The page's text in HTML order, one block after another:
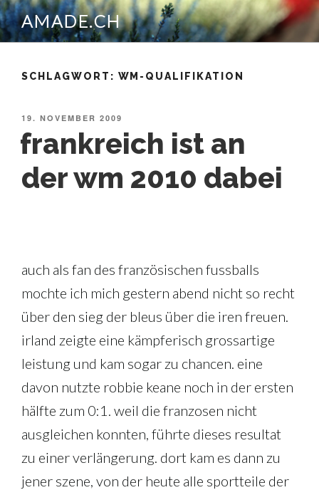
Zum
Inhalt
springen
AMADE.CH
SCHLAGWORT: WM-QUALIFIKATION
VERÖFFENTLICHT
AM
19. NOVEMBER 2009
frankreich ist an
der wm 2010 dabei
auch als fan des französischen fussballs
mochte ich mich gestern abend nicht so recht
über den sieg der bleus über die iren freuen.
irland zeigte eine kämpferisch grossartige
leistung und kam sogar zu chancen. eine
davon nutzte robbie keane noch in der ersten
hälfte zum 0:1. weil die franzosen nicht
ausgleichen konnten, führte dieses resultat
zu einer verlängerung. dort kam es dann zu
jener szene, von der heute alle sportteile der